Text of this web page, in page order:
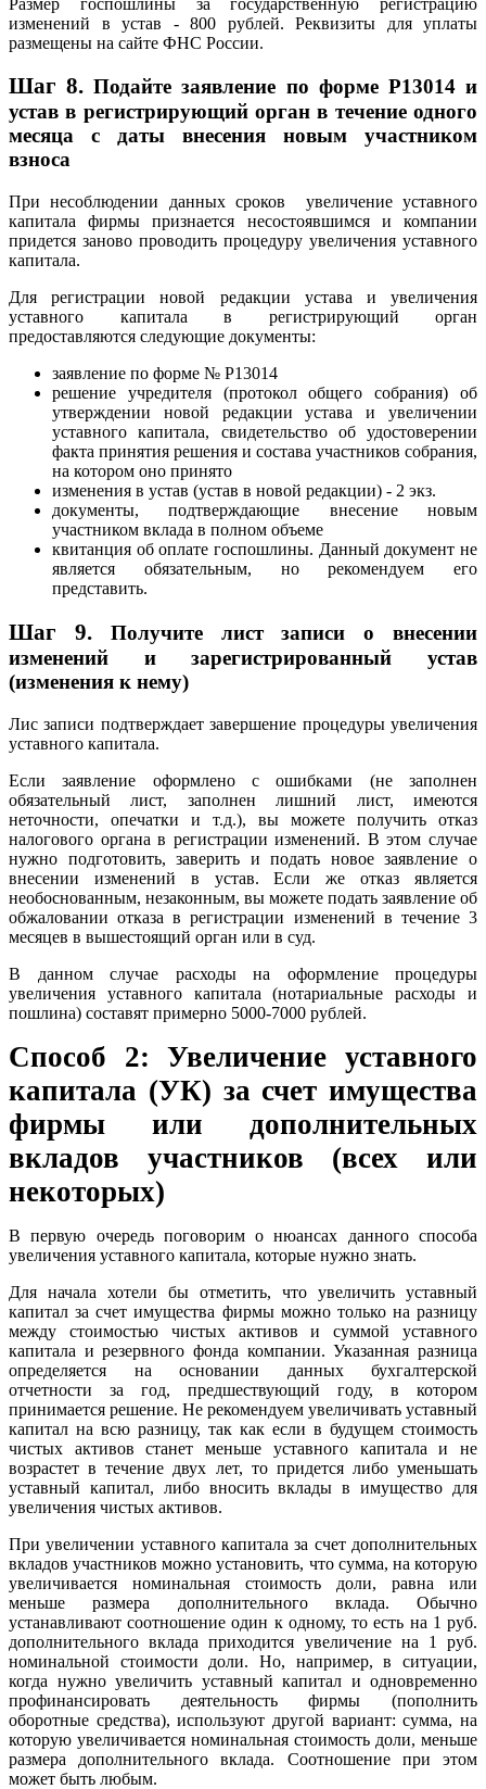
изменений в устав - 800 рублей. Реквизиты для уплаты
размещены на сайте ФНС России.
Шаг 8. Подайте заявление по форме Р13014 и
устав в регистрирующий орган в течение одного
месяца с даты внесения новым участником
взноса
При несоблюдении данных сроков увеличение уставного
капитала фирмы признается несостоявшимся и компании
придется заново проводить процедуру увеличения уставного
капитала.
Для регистрации новой редакции устава и увеличения
уставного капитала в регистрирующий орган
предоставляются следующие документы:
заявление по форме № Р13014
решение учредителя (протокол общего собрания) об
утверждении новой редакции устава и увеличении
уставного капитала, свидетельство об удостоверении
факта принятия решения и состава участников собрания,
на котором оно принято
изменения в устав (устав в новой редакции) - 2 экз.
документы, подтверждающие внесение новым
участником вклада в полном объеме
квитанция об оплате госпошлины. Данный документ не
является обязательным, но рекомендуем его
представить.
Шаг 9.
Получите лист записи о внесении
изменений и зарегистрированный устав
(изменения к нему)
Лис записи подтверждает завершение процедуры увеличения
уставного капитала.
Если заявление оформлено с ошибками (не заполнен
обязательный лист, заполнен лишний лист, имеются
неточности, опечатки и т.д.), вы можете получить отказ
налогового органа в регистрации изменений. В этом случае
нужно подготовить, заверить и подать новое заявление о
внесении изменений в устав. Если же отказ является
необоснованным, незаконным, вы можете подать заявление об
обжаловании отказа в регистрации изменений в течение 3
месяцев в вышестоящий орган или в суд.
В данном случае расходы на оформление процедуры
увеличения уставного капитала (нотариальные расходы и
пошлина) составят примерно 5000-7000 рублей.
Способ 2: Увеличение уставного
капитала (УК) за счет имущества
фирмы или дополнительных
вкладов участников (всех или
некоторых)
В первую очередь поговорим о нюансах данного способа
увеличения уставного капитала, которые нужно знать.
Для начала хотели бы отметить, что увеличить уставный
капитал за счет имущества фирмы можно только на разницу
между стоимостью чистых активов и суммой уставного
капитала и резервного фонда компании. Указанная разница
определяется на основании данных бухгалтерской
отчетности за год, предшествующий году, в котором
принимается решение. Не рекомендуем увеличивать уставный
капитал на всю разницу, так как если в будущем стоимость
чистых активов станет меньше уставного капитала и не
возрастет в течение двух лет, то придется либо уменьшать
уставный капитал, либо вносить вклады в имущество для
увеличения чистых активов.
При увеличении уставного капитала за счет дополнительных
вкладов участников можно установить, что сумма, на которую
увеличивается номинальная стоимость доли, равна или
меньше размера дополнительного вклада. Обычно
устанавливают соотношение один к одному, то есть на 1 руб.
дополнительного вклада приходится увеличение на 1 руб.
номинальной стоимости доли. Но, например, в ситуации,
когда нужно увеличить уставный капитал и одновременно
профинансировать деятельность фирмы (пополнить
оборотные средства), используют другой вариант: сумма, на
которую увеличивается номинальная стоимость доли, меньше
размера дополнительного вклада. Соотношение при этом
может быть любым.